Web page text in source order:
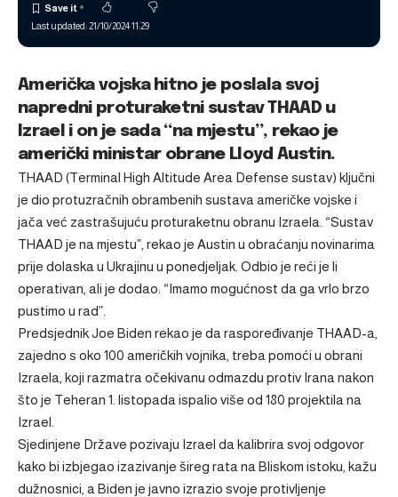
Last updated: 21/10/2024 11:29
Američka vojska hitno je poslala svoj
napredni proturaketni sustav THAAD u
Izrael i on je sada “na mjestu”, rekao je
američki ministar obrane Lloyd Austin.
THAAD (Terminal High Altitude Area Defense sustav) ključni
je dio protuzračnih obrambenih sustava američke vojske i
jača već zastrašujuću proturaketnu obranu Izraela. “Sustav
THAAD je na mjestu”, rekao je Austin u obraćanju novinarima
prije dolaska u Ukrajinu u ponedjeljak. Odbio je reći je li
operativan, ali je dodao: “Imamo mogućnost da ga vrlo brzo
pustimo u rad”.
Predsjednik Joe Biden rekao je da raspoređivanje THAAD-a,
zajedno s oko 100 američkih vojnika, treba pomoći u obrani
Izraela, koji razmatra očekivanu odmazdu protiv Irana nakon
što je Teheran 1. listopada ispalio više od 180 projektila na
Izrael.
Sjedinjene Države pozivaju Izrael da kalibrira svoj odgovor
kako bi izbjegao izazivanje šireg rata na Bliskom istoku, kažu
dužnosnici, a Biden je javno izrazio svoje protivljenje